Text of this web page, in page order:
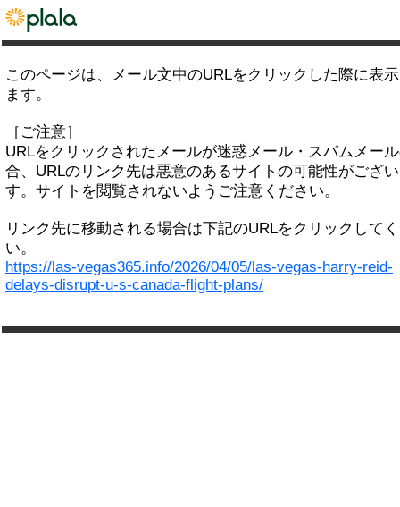
このページは、メール文中のURLをクリックした際に表
ます。
［ご注意］
URLをクリックされたメールが迷惑メール・スパムメー
合、URLのリンク先は悪意のあるサイトの可能性がござ
す。サイトを閲覧されないようご注意ください。
リンク先に移動される場合は下記のURLをクリックして
い。
https://las-vegas365.info/2026/04/05/las-vegas-harry-reid-
delays-disrupt-u-s-canada-flight-plans/